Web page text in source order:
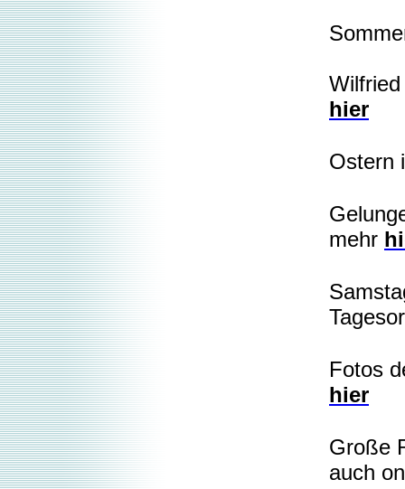
hier
Ostern
mehr
Fotos
hier
Große
auch